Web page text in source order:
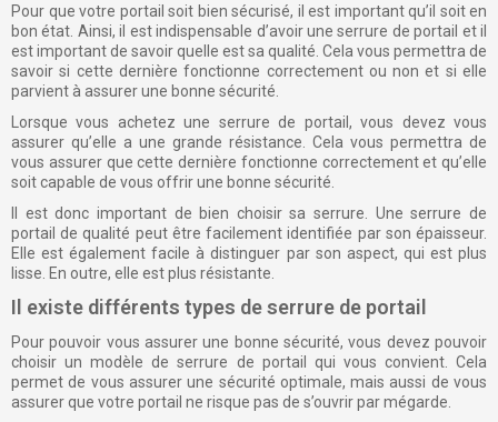
Pour que votre portail soit bien sécurisé, il est important qu’il soit en
bon état. Ainsi, il est indispensable d’avoir une serrure de portail et il
est important de savoir quelle est sa qualité. Cela vous permettra de
savoir si cette dernière fonctionne correctement ou non et si elle
parvient à assurer une bonne sécurité.
Lorsque vous achetez une serrure de portail, vous devez vous
assurer qu’elle a une grande résistance. Cela vous permettra de
vous assurer que cette dernière fonctionne correctement et qu’elle
soit capable de vous offrir une bonne sécurité.
Il est donc important de bien choisir sa serrure. Une serrure de
portail de qualité peut être facilement identifiée par son épaisseur.
Elle est également facile à distinguer par son aspect, qui est plus
lisse. En outre, elle est plus résistante.
Il existe différents types de serrure de portail
Pour pouvoir vous assurer une bonne sécurité, vous devez pouvoir
choisir un modèle de serrure de portail qui vous convient. Cela
permet de vous assurer une sécurité optimale, mais aussi de vous
assurer que votre portail ne risque pas de s’ouvrir par mégarde.